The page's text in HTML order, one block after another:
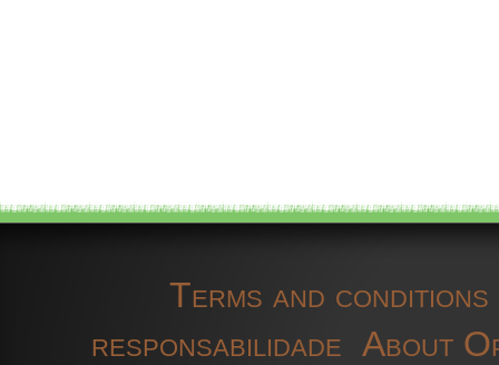
Terms and conditions
responsabilidade About